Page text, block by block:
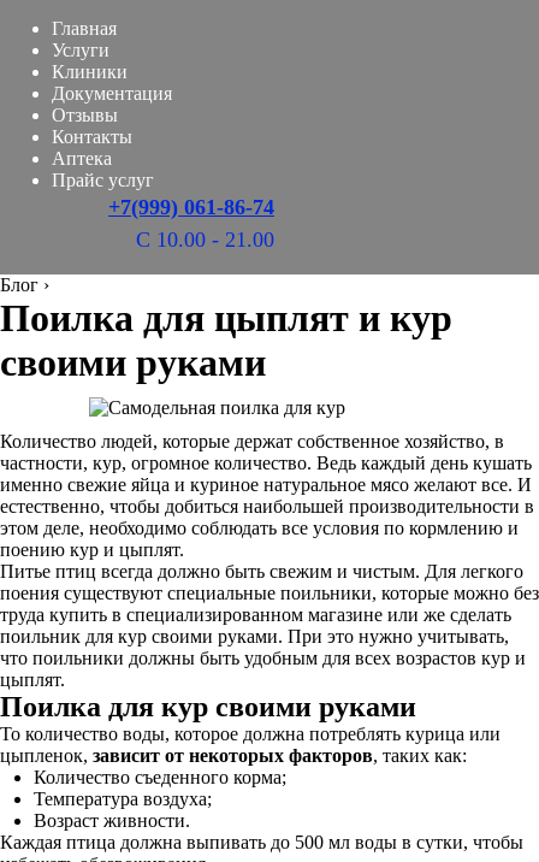
Главная
Услуги
Клиники
Документация
Отзывы
Контакты
Аптека
Прайс услуг
+7(999) 061-86-74
С 10.00 - 21.00
Блог ›
Поилка для цыплят и кур
своими руками
Количество людей, которые держат собственное хозяйство, в
частности, кур, огромное количество. Ведь каждый день кушать
именно свежие яйца и куриное натуральное мясо желают все. И
естественно, чтобы добиться наибольшей производительности в
этом деле, необходимо соблюдать все условия по кормлению и
поению кур и цыплят.
Питье птиц всегда должно быть свежим и чистым. Для легкого
поения существуют специальные поильники, которые можно без
труда купить в специализированном магазине или же сделать
поильник для кур своими руками. При это нужно учитывать,
что поильники должны быть удобным для всех возрастов кур и
цыплят.
Поилка для кур своими руками
То количество воды, которое должна потреблять курица или
цыпленок, зависит от некоторых факторов, таких как:
Количество съеденного корма;
Температура воздуха;
Возраст живности.
Каждая птица должна выпивать до 500 мл воды в сутки, чтобы